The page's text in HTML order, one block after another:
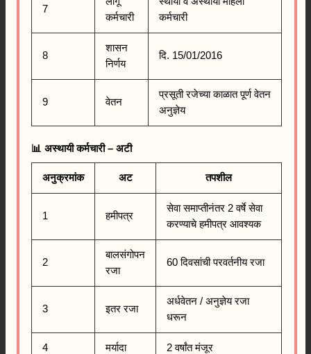
7
कर्मचारी
कर्मचारी
8
शासन
निर्णय
दि. 15/01/2016
9 वेतन
प्रसूती रजेच्या काळात पूर्ण वेतन
अनुज्ञेय
📊 अस्थायी कर्मचारी – अटी
अनुक्रमांक अट तपशील
1 हमीपत्र
सेवा समाप्तीनंतर 2 वर्षे सेवा
करण्याचे हमीपत्र आवश्यक
2
बालसंगोपन
रजा
60 दिवसांची परवर्तनीय रजा
3 इतर रजा
अर्धवेतन / अनुज्ञेय रजा
धरून
4 मर्यादा 2 वर्षांत मंजूर